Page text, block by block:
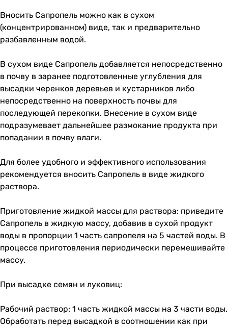
Вносить Сапропель можно как в сухом
(концентрированном) виде, так и предварительно
разбавленным водой.
В сухом виде Сапропель добавляется непосредственно
в почву в заранее подготовленные углубления для
высадки черенков деревьев и кустарников либо
непосредственно на поверхность почвы для
последующей перекопки. Внесение в сухом виде
подразумевает дальнейшее размокание продукта при
попадании в почву влаги.
Для более удобного и эффективного использования
рекомендуется вносить Сапропель в виде жидкого
раствора.
Приготовление жидкой массы для раствора: приведите
Сапропель в жидкую массу, добавив в сухой продукт
воды в пропорции 1 часть сапропеля на 5 частей воды. В
процессе приготовления периодически перемешивайте
массу.
При высадке семян и луковиц:
Рабочий раствор: 1 часть жидкой массы на 3 части воды.
Обработать перед высадкой в соотношении как при